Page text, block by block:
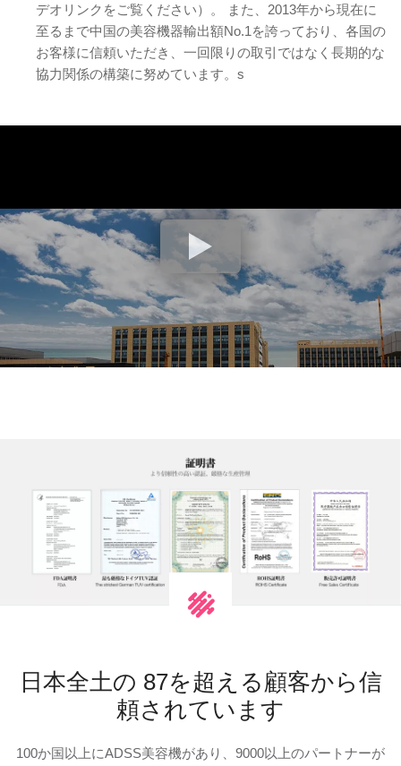
デオリンクをご覧ください）。 また、2013年から現在に
至るまで中国の美容機器輸出額No.1を誇っており、各国の
お客様に信頼いただき、一回限りの取引ではなく長期的な
協力関係の構築に努めています。s
日本全土の 87を超える顧客から信
頼されています
100か国以上にADSS美容機があり、9000以上のパートナーが